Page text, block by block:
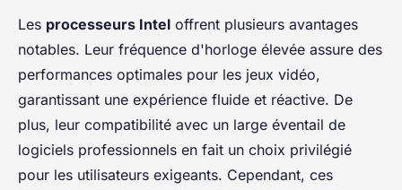
Les processeurs Intel offrent plusieurs avantages
notables. Leur fréquence d'horloge élevée assure des
performances optimales pour les jeux vidéo,
garantissant une expérience fluide et réactive. De
plus, leur compatibilité avec un large éventail de
logiciels professionnels en fait un choix privilégié
pour les utilisateurs exigeants. Cependant, ces